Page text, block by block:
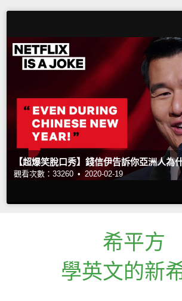
【超爆笑脫口秀】錢信伊告訴你亞洲人為
觀看次數：33260 • 2020-02-19
希平方
學英文的新